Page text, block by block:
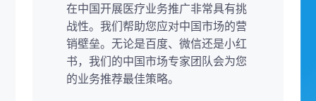
在中国开展医疗业务推广非常具有挑
战性。我们帮助您应对中国市场的营
销壁垒。无论是百度、微信还是小红
书，我们的中国市场专家团队会为您
的业务推荐最佳策略。